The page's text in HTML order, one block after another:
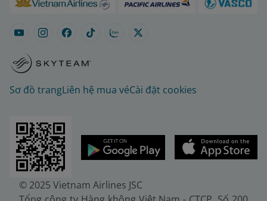
Sơ đồ trangLiên hệ mua véCài đặt cookies
© 2025 Vietnam Airlines JSC